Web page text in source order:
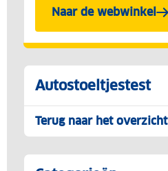
Naar de webwinkel
Autostoeltjestest
Terug naar het overzicht